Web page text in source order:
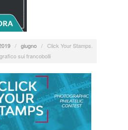
/ giugno / Click Your Stamps.
sui francobolli